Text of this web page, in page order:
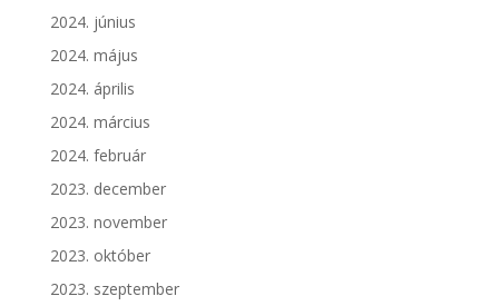
2024. június
2024. május
2024. április
2024. március
2024. február
2023. december
2023. november
2023. október
2023. szeptember